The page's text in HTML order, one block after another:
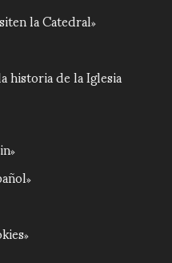
la Catedral
historia de la Iglesia